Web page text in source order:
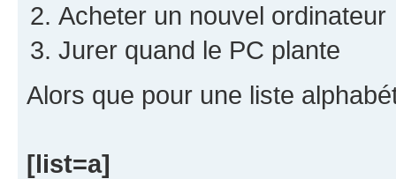
Acheter un nouvel ordinateur
Jurer quand le PC plante
Alors que pour une liste
[list=a]